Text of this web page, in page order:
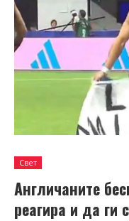
Свет
Aнгличаните
реагира и да ги